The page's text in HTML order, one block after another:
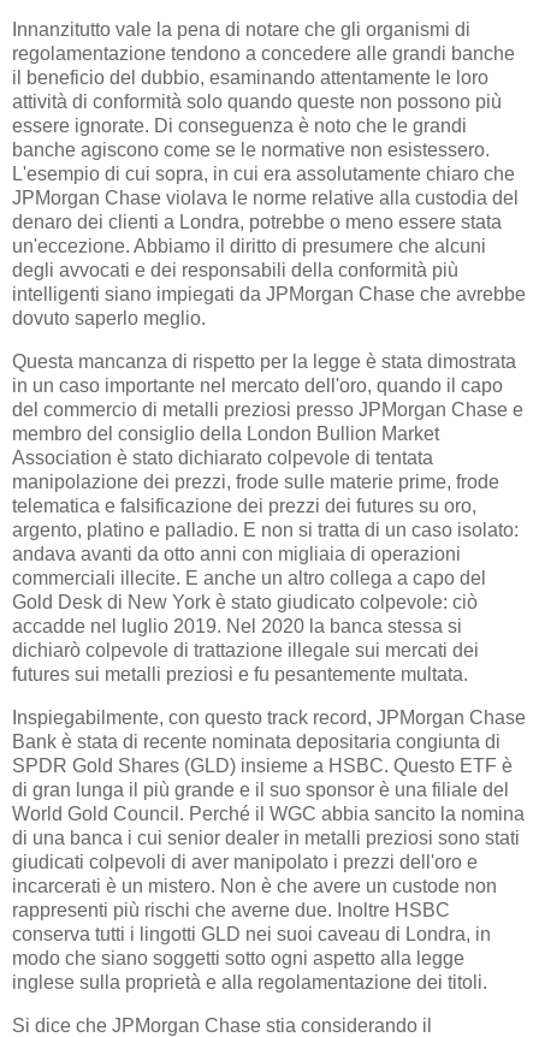
Innanzitutto vale la pena di notare che gli organismi di
regolamentazione tendono a concedere alle grandi banche
il beneficio del dubbio, esaminando attentamente le loro
attività di conformità solo quando queste non possono più
essere ignorate. Di conseguenza è noto che le grandi
banche agiscono come se le normative non esistessero.
L'esempio di cui sopra, in cui era assolutamente chiaro che
JPMorgan Chase violava le norme relative alla custodia del
denaro dei clienti a Londra, potrebbe o meno essere stata
un'eccezione. Abbiamo il diritto di presumere che alcuni
degli avvocati e dei responsabili della conformità più
intelligenti siano impiegati da JPMorgan Chase che avrebbe
dovuto saperlo meglio.
Questa mancanza di rispetto per la legge è stata dimostrata
in un caso importante nel mercato dell'oro, quando il capo
del commercio di metalli preziosi presso JPMorgan Chase e
membro del consiglio della London Bullion Market
Association è stato dichiarato colpevole di tentata
manipolazione dei prezzi, frode sulle materie prime, frode
telematica e falsificazione dei prezzi dei futures su oro,
argento, platino e palladio. E non si tratta di un caso isolato:
andava avanti da otto anni con migliaia di operazioni
commerciali illecite. E anche un altro collega a capo del
Gold Desk di New York è stato giudicato colpevole: ciò
accadde nel luglio 2019. Nel 2020 la banca stessa si
dichiarò colpevole di trattazione illegale sui mercati dei
futures sui metalli preziosi e fu pesantemente multata.
Inspiegabilmente, con questo track record, JPMorgan Chase
Bank è stata di recente nominata depositaria congiunta di
SPDR Gold Shares (GLD) insieme a HSBC. Questo ETF è
di gran lunga il più grande e il suo sponsor è una filiale del
World Gold Council. Perché il WGC abbia sancito la nomina
di una banca i cui senior dealer in metalli preziosi sono stati
giudicati colpevoli di aver manipolato i prezzi dell'oro e
incarcerati è un mistero. Non è che avere un custode non
rappresenti più rischi che averne due. Inoltre HSBC
conserva tutti i lingotti GLD nei suoi caveau di Londra, in
modo che siano soggetti sotto ogni aspetto alla legge
inglese sulla proprietà e alla regolamentazione dei titoli.
Si dice che JPMorgan Chase stia considerando il